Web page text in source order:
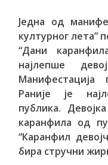
Једна од
културног лета”
“Дани
најлепше
Раније је
публика.
каранфила од
“Каранфил
бира стручни